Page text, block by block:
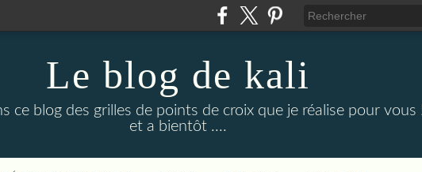
Le blog de kali
ce blog des grilles de points de croix que je réalise pour
et a bientôt ....